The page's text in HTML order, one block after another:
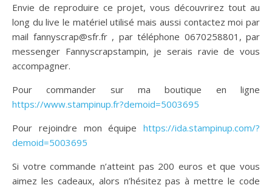
Envie de reproduire ce projet, vous découvrirez tout au
long du live le matériel utilisé mais aussi contactez moi par
mail fannyscrap@sfr.fr , par téléphone 0670258801, par
messenger Fannyscrapstampin, je serais ravie de vous
accompagner.
Pour commander sur ma boutique en ligne
https://www.stampinup.fr?demoid=5003695
Pour rejoindre mon équipe https://ida.stampinup.com/?
demoid=5003695
Si votre commande n’atteint pas 200 euros et que vous
aimez les cadeaux, alors n’hésitez pas à mettre le code